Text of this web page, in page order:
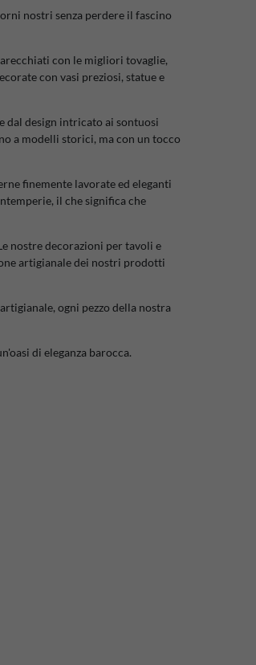
nostri senza perdere il fascino
con le migliori tovaglie,
con vasi preziosi, statue e
dal design intricato ai sontuosi
a modelli storici, ma con un tocco
finemente lavorate ed eleganti
il che significa che
nostre decorazioni per tavoli e
artigianale dei nostri prodotti
ogni pezzo della nostra
di eleganza barocca.